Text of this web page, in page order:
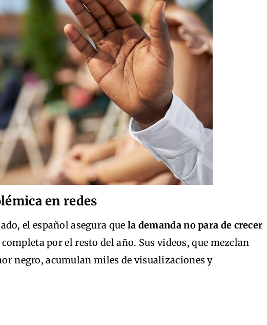
en redes
el español asegura que la demanda no para de crecer
por el resto del año. Sus videos, que mezclan
negro, acumulan miles de visualizaciones y